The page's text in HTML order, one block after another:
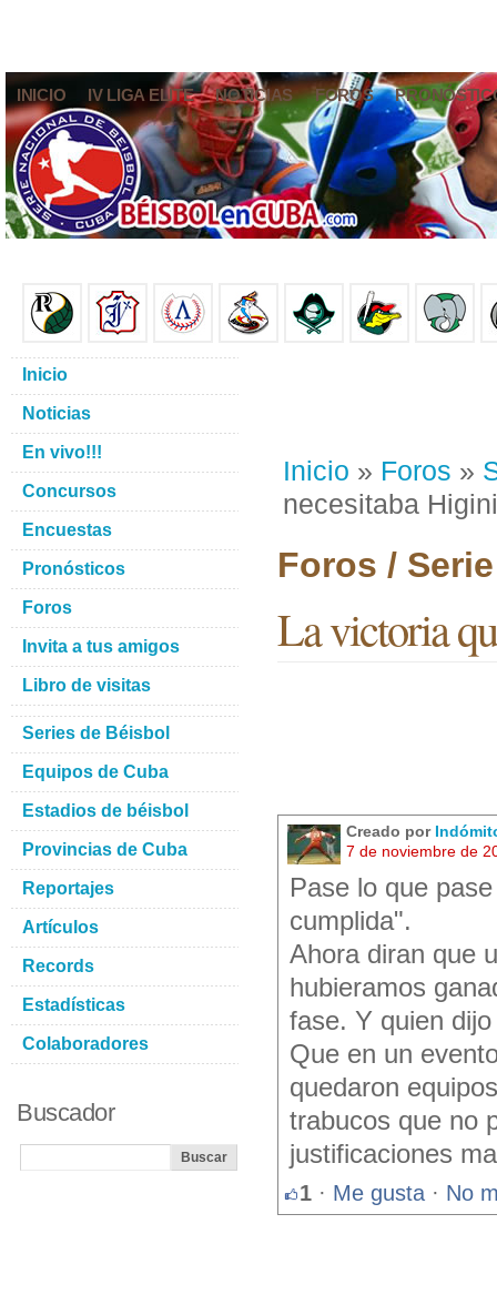
INICIO IV LIGA ELITE NOTICIAS FOROS
Inicio » Foros »
necesitaba
Foros /
La victoria
Creado por
7 de noviembre de
Pase lo que
cumplida".
Ahora diran que
hubieramos
fase. Y quien
Que en un
quedaron
trabucos que no
justificaciones
1 · Me gusta · No
Inicio
Noticias
En vivo!!!
Concursos
Encuestas
Pronósticos
Foros
Invita a tus amigos
Libro de visitas
Series de Béisbol
Equipos de Cuba
Estadios de béisbol
Provincias de Cuba
Reportajes
Artículos
Records
Estadísticas
Colaboradores
Buscador